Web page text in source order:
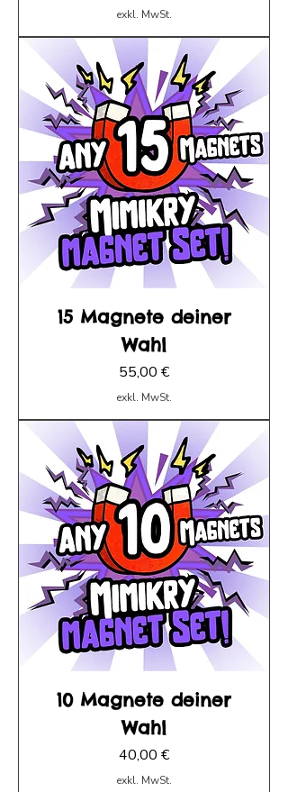
exkl. MwSt.
15 Magnete deiner
Wahl
Preis
55,00 €
exkl. MwSt.
10 Magnete deiner
Wahl
Preis
40,00 €
exkl. MwSt.